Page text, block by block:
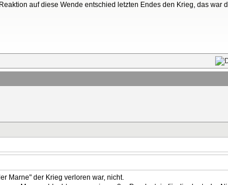
auf diese Wende entschied letzten Endes den Krieg, das war
Marne" der Krieg verloren war, nicht.